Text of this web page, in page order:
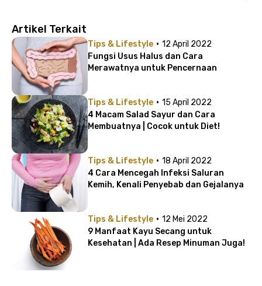
Artikel Terkait
Tips & Lifestyle · 12 April 2022
Fungsi Usus Halus dan Cara
Merawatnya untuk Pencernaan
Tips & Lifestyle · 15 April 2022
4 Macam Salad Sayur dan Cara
Membuatnya | Cocok untuk Diet!
Tips & Lifestyle · 18 April 2022
4 Cara Mencegah Infeksi Saluran
Kemih, Kenali Penyebab dan Gejalanya
Tips & Lifestyle · 12 Mei 2022
9 Manfaat Kayu Secang untuk
Kesehatan | Ada Resep Minuman Juga!